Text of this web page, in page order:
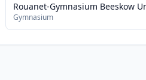
Rouanet-Gymnasium Beeskow
Gymnasium